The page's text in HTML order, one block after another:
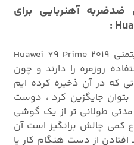
آهنربایی برای
اکثر خریداران گارد ضدضربه بتمنی Huawei Y9 Prime 2019
روزمره را دارند و چون
که در آن ذخیره کرده ایم
جایگزین کرد ، دوست
مدتی طولانی تر از یک گوشی
کمی چالش برانگیز است آن
افتادن از دست هنگام کار یا